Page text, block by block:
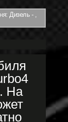
Дизель - ,
На